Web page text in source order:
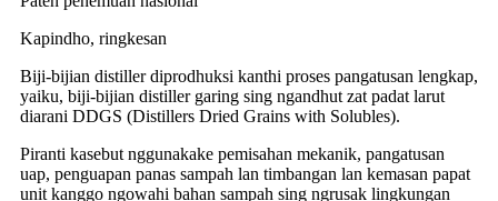
Kapindho, ringkesan
Biji-bijian distiller diprodhuksi kanthi proses pangatusan lengkap,
yaiku, biji-bijian distiller garing sing ngandhut zat padat larut
diarani DDGS (Distillers Dried Grains with Solubles).
Piranti kasebut nggunakake pemisahan mekanik, pangatusan
uap, penguapan panas sampah lan timbangan lan kemasan papat
unit kanggo ngowahi bahan sampah sing ngrusak lingkungan